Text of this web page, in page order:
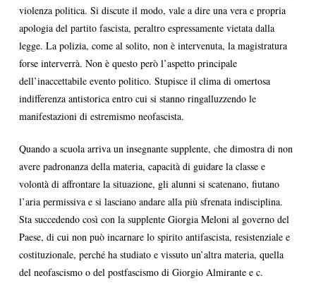
violenza politica. Si discute il modo, vale a dire una vera e propria
apologia del partito fascista, peraltro espressamente vietata dalla
legge. La polizia, come al solito, non è intervenuta, la magistratura
forse interverrà. Non è questo però l’aspetto principale
dell’inaccettabile evento politico. Stupisce il clima di omertosa
indifferenza antistorica entro cui si stanno ringalluzzendo le
manifestazioni di estremismo neofascista.
Quando a scuola arriva un insegnante supplente, che dimostra di non
avere padronanza della materia, capacità di guidare la classe e
volontà di affrontare la situazione, gli alunni si scatenano, fiutano
l’aria permissiva e si lasciano andare alla più sfrenata indisciplina.
Sta succedendo così con la supplente Giorgia Meloni al governo del
Paese, di cui non può incarnare lo spirito antifascista, resistenziale e
costituzionale, perché ha studiato e vissuto un’altra materia, quella
del neofascismo o del postfascismo di Giorgio Almirante e c.